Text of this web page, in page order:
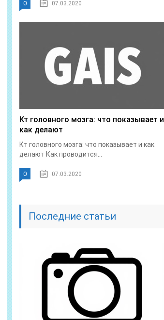
0 07.03.2020
Кт головного мозга: что показывает и
как делают
Кт головного мозга: что показывает и как
делают Как проводится...
0 07.03.2020
Последние статьи